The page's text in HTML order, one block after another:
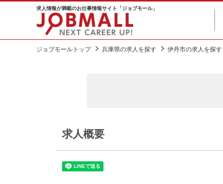
求人情報が満載のお仕事情報サイト「ジョブモール」
ジョブモールトップ 兵庫県の求人を探す 伊丹市の求人を探す
求人概要